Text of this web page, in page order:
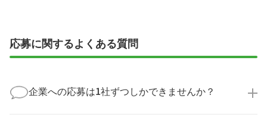
応募に関するよくある質問
企業への応募は1社ずつしかできませんか？